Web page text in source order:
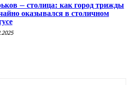
– столица: как город трижды
оказывался в столичном